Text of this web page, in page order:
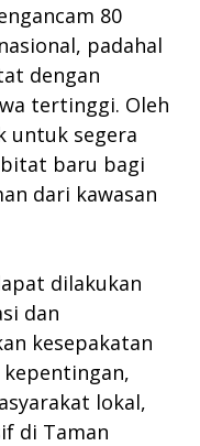
80
padahal
dengan
tertinggi. Oleh
untuk segera
baru bagi
dari kawasan
dilakukan
dan
kesepakatan
lokal,
di Taman